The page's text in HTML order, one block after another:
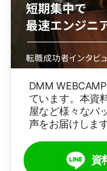
DMM
ています。本資
屋など様々なバ
声をお届けします
資